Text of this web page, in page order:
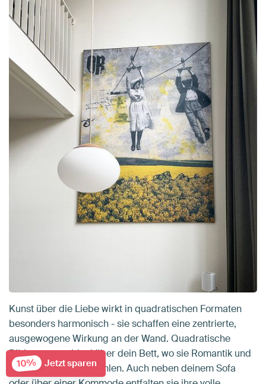
Kunst über die Liebe wirkt in quadratischen Formaten
besonders harmonisch - sie schaffen eine zentrierte,
ausgewogene Wirkung an der Wand. Quadratische
Bilder passen ideal über dein Bett, wo sie Romantik und
Geborgenheit ausstrahlen. Auch neben deinem Sofa
10% Jetzt sparen